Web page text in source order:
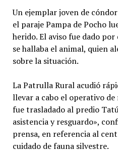
Un ejemplar joven de
el paraje Pampa de Pocho
herido. El aviso fue dado
se hallaba el animal, quien
sobre la situación.
La Patrulla Rural acudió
llevar a cabo el operativo
fue trasladado al predio
asistencia y resguardo»,
prensa, en referencia al
cuidado de fauna silvestre.